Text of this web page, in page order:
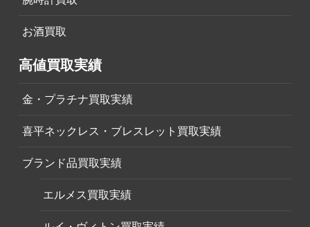
お酒買取
高値買取実績
金・プラチナ買取実績
喜平ネックレス・ブレスレット買取実績
ブランド品買取実績
エルメス買取実績